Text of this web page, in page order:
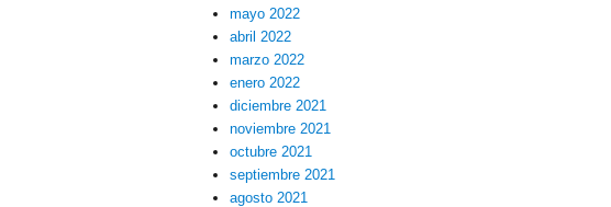
mayo 2022
abril 2022
marzo 2022
enero 2022
diciembre 2021
noviembre 2021
octubre 2021
septiembre 2021
agosto 2021